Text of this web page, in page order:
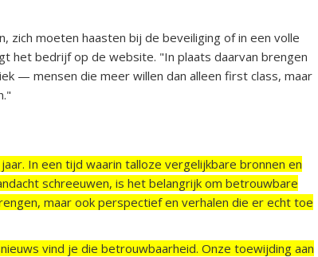
zich moeten haasten bij de beveiliging of in een volle
het bedrijf op de website. "In plaats daarvan brengen
— mensen die meer willen dan alleen first class, maar
In een tijd waarin talloze vergelijkbare bronnen en
schreeuwen, is het belangrijk om betrouwbare
maar ook perspectief en verhalen die er echt toe
vind je die betrouwbaarheid. Onze toewijding aan